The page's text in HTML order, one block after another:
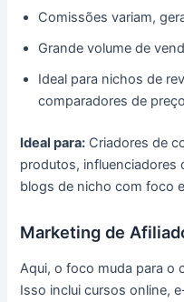
Comissões variam,
Grande volume de
Ideal para nichos de
comparadores de
Ideal para: Criadores de
produtos, influenciadores
blogs de nicho com foco
Marketing de
Aqui, o foco muda para o
Isso inclui cursos online,